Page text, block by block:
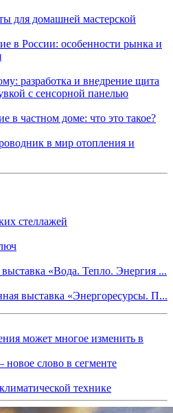
для домашней мастерской
в России: особенности рынка и
разработка и внедрение щита
с сенсорной панелью
в частном доме: что это такое?
в мир отопления и
стеллажей
«Вода. Тепло. Энергия ...
выставка «Энергоресурсы. П...
может многое изменить в
новое слово в сегменте
технике